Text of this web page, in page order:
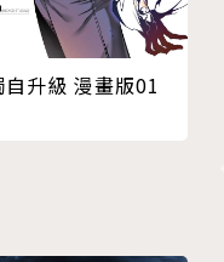
我獨自升級 漫畫版01